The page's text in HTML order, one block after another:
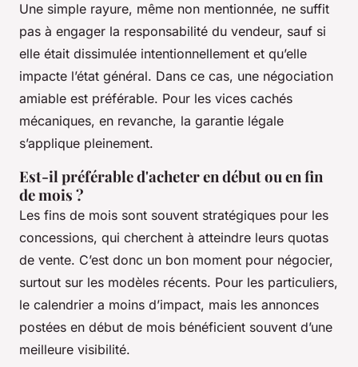
Une simple rayure, même non mentionnée, ne suffit
pas à engager la responsabilité du vendeur, sauf si
elle était dissimulée intentionnellement et qu’elle
impacte l’état général. Dans ce cas, une négociation
amiable est préférable. Pour les vices cachés
mécaniques, en revanche, la garantie légale
s’applique pleinement.
Est-il préférable d'acheter en début ou en fin
de mois ?
Les fins de mois sont souvent stratégiques pour les
concessions, qui cherchent à atteindre leurs quotas
de vente. C’est donc un bon moment pour négocier,
surtout sur les modèles récents. Pour les particuliers,
le calendrier a moins d’impact, mais les annonces
postées en début de mois bénéficient souvent d’une
meilleure visibilité.